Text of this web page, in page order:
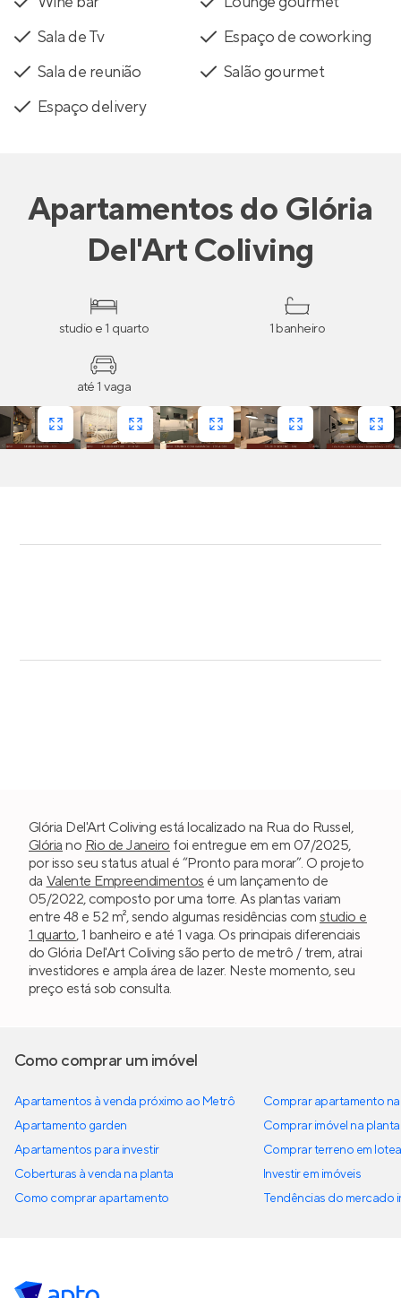
Sala de Tv
Espaço de coworking
Sala de reunião
Salão gourmet
Espaço delivery
Apartamentosdo Glória
Del'Art Coliving
studio e 1 quarto 1 banheiro
até 1 vaga
Glória Del'Art Coliving está localizado na Rua do Russel,
Glória no Rio de Janeiro foi entregue em em 07/2025,
por isso seu status atual é “Pronto para morar”. O projeto
da Valente Empreendimentos é um lançamento de
05/2022, composto por uma torre. As plantas variam
entre 48 e 52 m², sendo algumas residências com studio e
1 quarto, 1 banheiro e até 1 vaga. Os principais diferenciais
do Glória Del'Art Coliving são perto de metrô / trem, atrai
investidores e ampla área de lazer. Neste momento, seu
preço está sob consulta.
Como comprar um imóvel
Apartamentos à venda próximo ao Metrô
Apartamento garden
Apartamentos para investir
Coberturas à venda na planta
Como comprar apartamento
Comprar apartamento
Comprar imóvel na planta
Comprar terreno em
Investir em imóveis
Tendências do mercado